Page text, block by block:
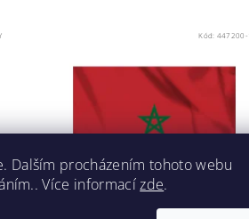
Kód: 447200-
Dalším procházením tohoto webu
Více informacízde.